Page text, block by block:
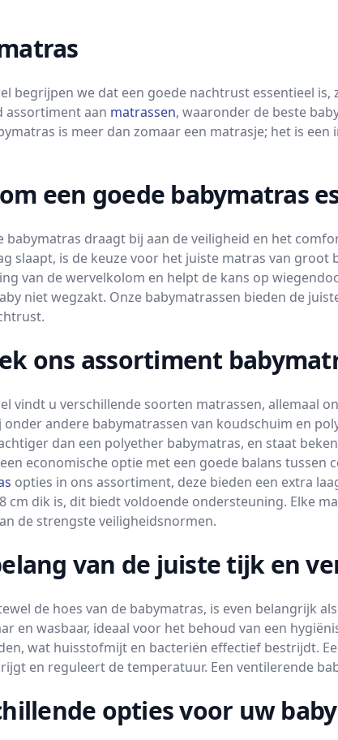
begrijpen we dat een goede nachtrust essentieel
assortiment aan matrassen, waaronder de beste
is meer dan zomaar een matrasje; het is
een goede babymatras
babymatras draagt bij aan de veiligheid en het
slaapt, is de keuze voor het juiste matras van
van de wervelkolom en helpt de kans op
niet wegzakt. Onze babymatrassen bieden de
ons assortiment
vindt u verschillende soorten matrassen, allemaal
onder andere babymatrassen van koudschuim en
dan een polyether babymatras, en staat
economische optie met een goede balans
opties in ons assortiment, deze bieden een extra
cm dik is, dit biedt voldoende ondersteuning. Elke
de strengste veiligheidsnormen.
van de juiste tijk en
de hoes van de babymatras, is even belangrijk
en wasbaar, ideaal voor het behoud van een
wat huisstofmijt en bacteriën effectief bestrijdt.
en reguleert de temperatuur. Een ventilerende
opties voor uw